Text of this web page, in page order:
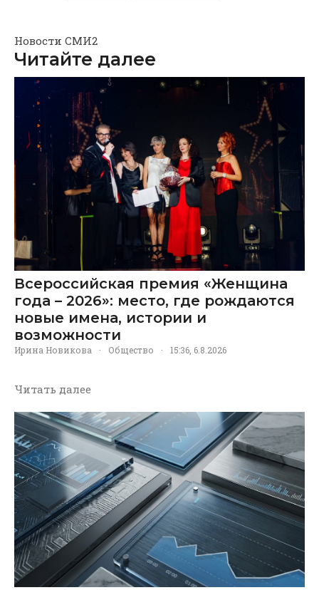
Новости СМИ2
Читайте далее
Всероссийская премия «Женщина
года – 2026»: место, где рождаются
новые имена, истории и
возможности
Ирина Новикова · Общество · 15:36, 6.8.2026
Читать далее